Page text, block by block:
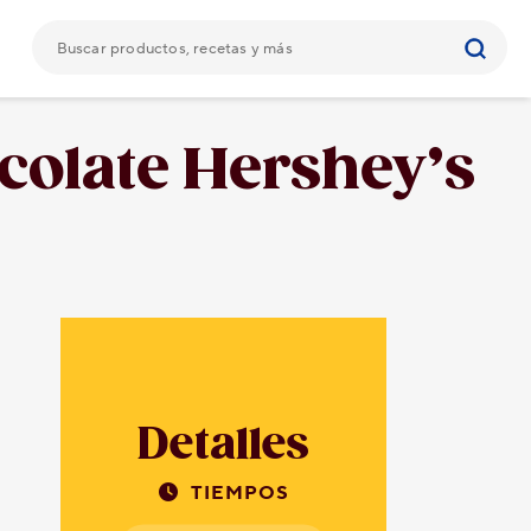
Hershey’s
Detalles
TIEMPOS